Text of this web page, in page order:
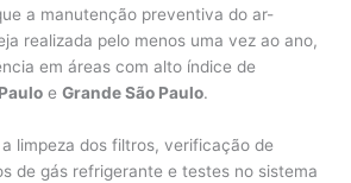
a manutenção preventiva do ar-
realizada pelo menos uma vez ao ano,
em áreas com alto índice de
eGrande São Paulo.
limpeza dos filtros, verificação de
de gás refrigerante e testes no sistema